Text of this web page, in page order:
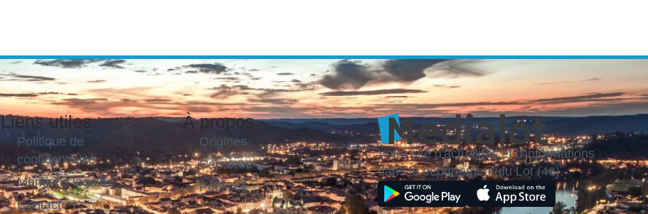
Liens utiles
Politique de
confidentialité
Mentions légales
Contact
À propos
Origines
Carrières
Publicité
Votre site d'actualités et d'informations
dans le département du Lot (46).